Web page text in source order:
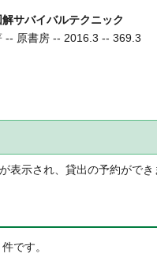
サバイバルテクニック
-- 原書房 -- 2016.3 -- 369.3
表示され、貸出の予約ができ
件です。